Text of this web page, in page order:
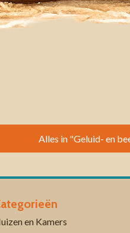
Alles in "Geluid- en
en Kamers